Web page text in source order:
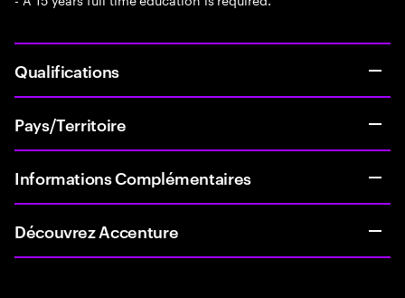
Qualifications
Pays/Territoire
Informations Complémentaires
Découvrez Accenture